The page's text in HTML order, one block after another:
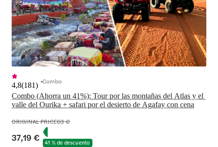
Combo (Ahorra un 41%): Tour por las montañas del Atlas y el
valle del Ourika + safari por el desierto de Agafay con cena
4,8(181) Combo
ORIGINAL PRICE63 €
37,19 € 41 % de descuento